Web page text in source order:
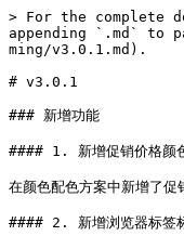
> For the complete
appending `.md` to
ming/v3.0.1.md).
# v3.0.1
### 新增功能
#### 1. 新增促销价格颜
在颜色配色方案中新增了促
#### 2. 新增浏览器标签标